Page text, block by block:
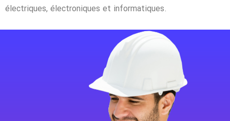
électriques, électroniques et informatiques.